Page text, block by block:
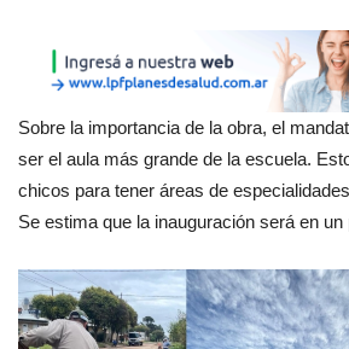
Sobre la importancia de la obra, el
ser el aula más grande de la escuela.
chicos para tener áreas de
Se estima que la inauguración será en